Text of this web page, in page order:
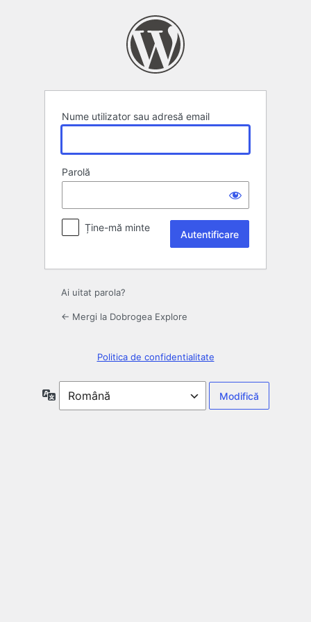
Nume utilizator sau adresă email
Parolă
Ține-mă minte
Ai uitat parola?
← Mergi la Dobrogea Explore
Politica de confidentialitate
Limbă